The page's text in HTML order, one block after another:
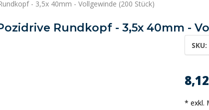
- 3,5x 40mm - Vollgewinde (200 Stück)
Rundkopf - 3,5x 40mm -
SKU:
* exkl.